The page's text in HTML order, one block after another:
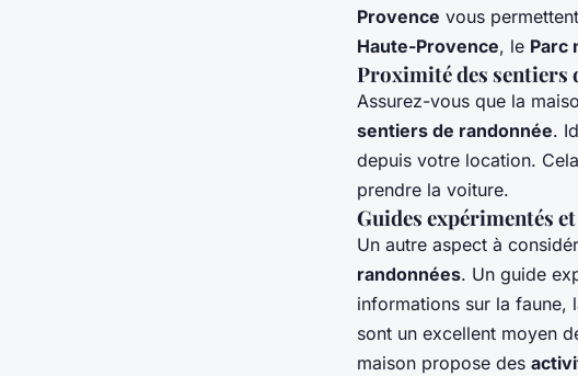
Provence vous
Haute-Provence, le Parc
Proximité des sentiers
Assurez-vous que la
sentiers de randonnée.
depuis votre location.
prendre la voiture.
Guides expérimentés
Un autre aspect à
randonnées. Un guide
informations sur la faune,
sont un excellent moyen
maison propose des